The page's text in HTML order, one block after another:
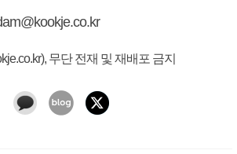
무단 전재 및 재배포 금지